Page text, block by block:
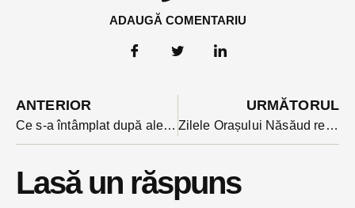
ADAUGĂ COMENTARIU
ANTERIOR
Ce s-a întâmplat după alertele RO-Alert de urși din Bistrița și Archiud: patru intervenții în 24 de ore.
URMĂTORUL
Zilele Orașului Năsăud restricționează traficul pe drumul național care trece prin centrul orașului. Ce străzi pot folosi șoferii
Lasă un răspuns